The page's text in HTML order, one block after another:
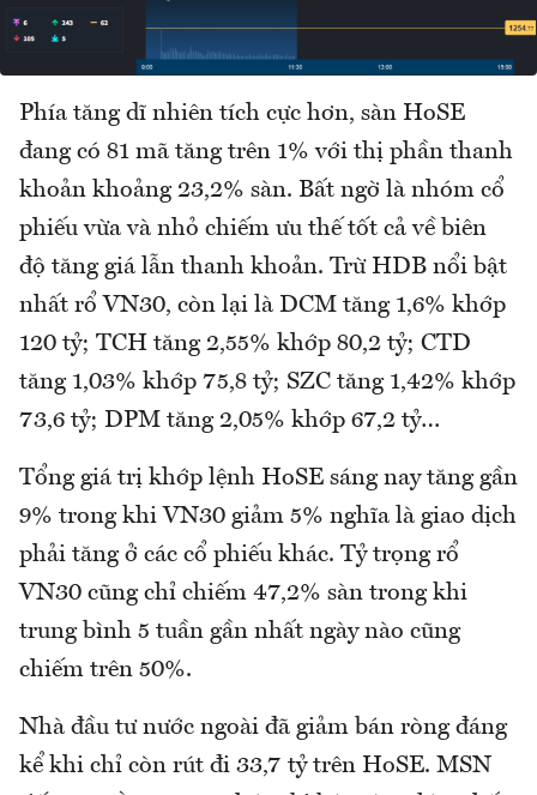
Phía tăng dĩ nhiên tích cực hơn, sàn HoSE
đang có 81 mã tăng trên 1% với thị phần thanh
khoản khoảng 23,2% sàn. Bất ngờ là nhóm cổ
phiếu vừa và nhỏ chiếm ưu thế tốt cả về biên
độ tăng giá lẫn thanh khoản. Trừ HDB nổi bật
nhất rổ VN30, còn lại là DCM tăng 1,6% khớp
120 tỷ; TCH tăng 2,55% khớp 80,2 tỷ; CTD
tăng 1,03% khớp 75,8 tỷ; SZC tăng 1,42% khớp
73,6 tỷ; DPM tăng 2,05% khớp 67,2 tỷ…
Tổng giá trị khớp lệnh HoSE sáng nay tăng gần
9% trong khi VN30 giảm 5% nghĩa là giao dịch
phải tăng ở các cổ phiếu khác. Tỷ trọng rổ
VN30 cũng chỉ chiếm 47,2% sàn trong khi
trung bình 5 tuần gần nhất ngày nào cũng
chiếm trên 50%.
Nhà đầu tư nước ngoài đã giảm bán ròng đáng
kể khi chỉ còn rút đi 33,7 tỷ trên HoSE. MSN